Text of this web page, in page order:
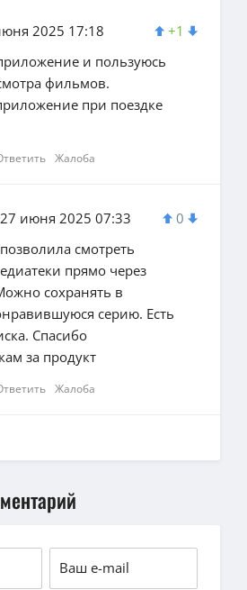
2025 17:18
+1
и пользуюсь
фильмов.
при поездке
Жалоба
июня 2025 07:33
0
смотреть
прямо через
сохранять в
серию. Есть
Спасибо
за продукт
Жалоба